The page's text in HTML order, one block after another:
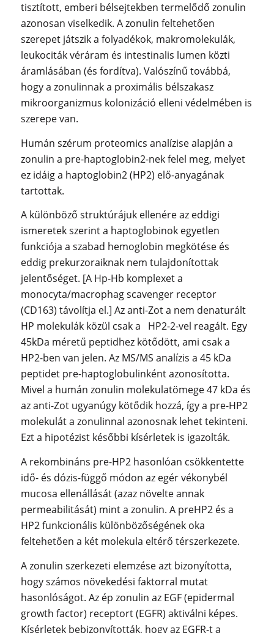
tisztított, emberi bélsejtekben termelődő zonulin
azonosan viselkedik. A zonulin feltehetően
szerepet játszik a folyadékok, makromolekulák,
leukociták véráram és intestinalis lumen közti
áramlásában (és fordítva). Valószínű továbbá,
hogy a zonulinnak a proximális bélszakasz
mikroorganizmus kolonizáció elleni védelmében is
szerepe van.
Humán szérum proteomics analízise alapján a
zonulin a pre-haptoglobin2-nek felel meg, melyet
ez idáig a haptoglobin2 (HP2) elő-anyagának
tartottak.
A különböző struktúrájuk ellenére az eddigi
ismeretek szerint a haptoglobinok egyetlen
funkciója a szabad hemoglobin megkötése és
eddig prekurzoraiknak nem tulajdonítottak
jelentőséget. [A Hp-Hb komplexet a
monocyta/macrophag scavenger receptor
(CD163) távolítja el.] Az anti-Zot a nem denaturált
HP molekulák közül csak a HP2-2-vel reagált. Egy
45kDa méretű peptidhez kötődött, ami csak a
HP2-ben van jelen. Az MS/MS analízis a 45 kDa
peptidet pre-haptoglobulinként azonosította.
Mivel a humán zonulin molekulatömege 47 kDa és
az anti-Zot ugyanúgy kötődik hozzá, így a pre-HP2
molekulát a zonulinnal azonosnak lehet tekinteni.
Ezt a hipotézist későbbi kísérletek is igazolták.
A rekombináns pre-HP2 hasonlóan csökkentette
idő- és dózis-függő módon az egér vékonybél
mucosa ellenállását (azaz növelte annak
permeabilitását) mint a zonulin. A preHP2 és a
HP2 funkcionális különbözőségének oka
feltehetően a két molekula eltérő térszerkezete.
A zonulin szerkezeti elemzése azt bizonyította,
hogy számos növekedési faktorral mutat
hasonlóságot. Az ép zonulin az EGF (epidermal
growth factor) receptort (EGFR) aktiválni képes.
Kísérletek bebizonyították, hogy az EGFR-t a